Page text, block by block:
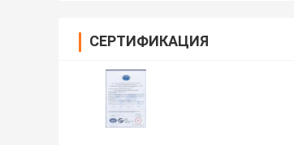
СЕРТИФИКАЦИЯ